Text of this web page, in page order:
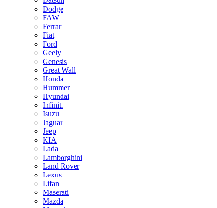
Dodge
FAW
Ferrari
Fiat
Ford
Geely
Genesis
Great Wall
Honda
Hummer
Hyundai
Infiniti
Isuzu
Jaguar
Jeep
KIA
Lada
Lamborghini
Land Rover
Lexus
Lifan
Maserati
Mazda